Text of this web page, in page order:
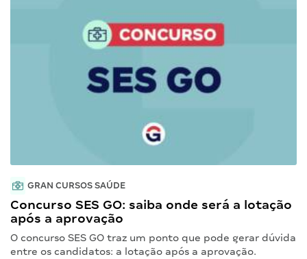
GRAN CURSOS SAÚDE
Concurso SES GO: saiba onde será a lotação
após a aprovação
O concurso SES GO traz um ponto que pode gerar dúvida
entre os candidatos: a lotação após a aprovação.